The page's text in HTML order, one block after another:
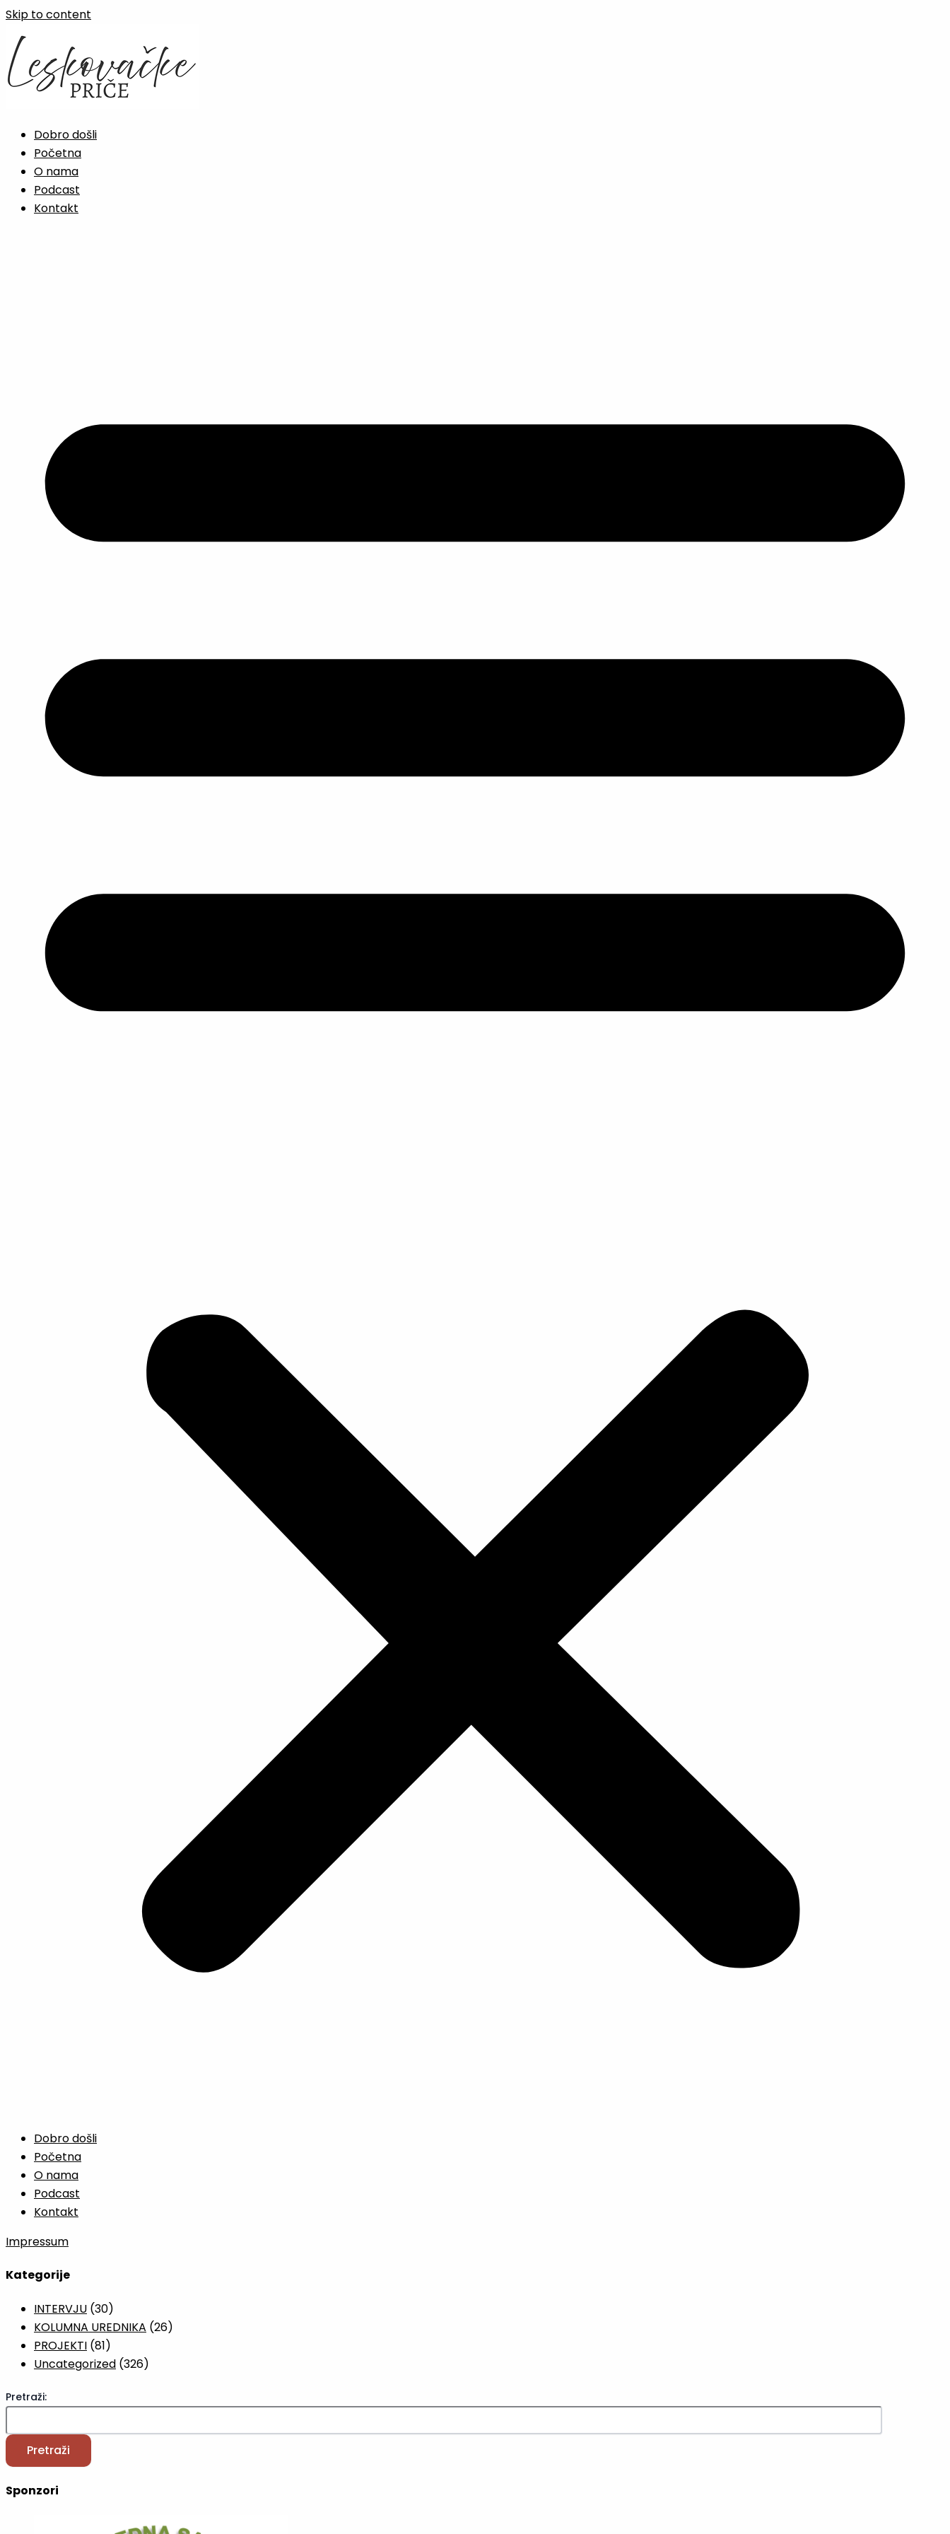
Skip to content
Dobro došli
Početna
O nama
Podcast
Kontakt
Dobro došli
Početna
O nama
Podcast
Kontakt
Impressum
Kategorije
INTERVJU (30)
KOLUMNA UREDNIKA (26)
PROJEKTI (81)
Uncategorized (326)
Pretraži:
Pretraži
Sponzori